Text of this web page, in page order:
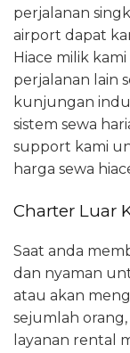
perjalanan
airport dapat
Hiace milik
perjalanan lain
kunjungan
sistem sewa
support kami
harga sewa
Charter Luar
Saat anda
dan nyaman
atau akan
sejumlah
layanan rental